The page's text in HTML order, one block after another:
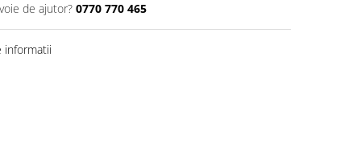
de ajutor? 0770 770 465
informatii